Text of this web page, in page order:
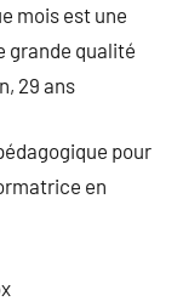
mois est une
grande qualité
29 ans
pour
en